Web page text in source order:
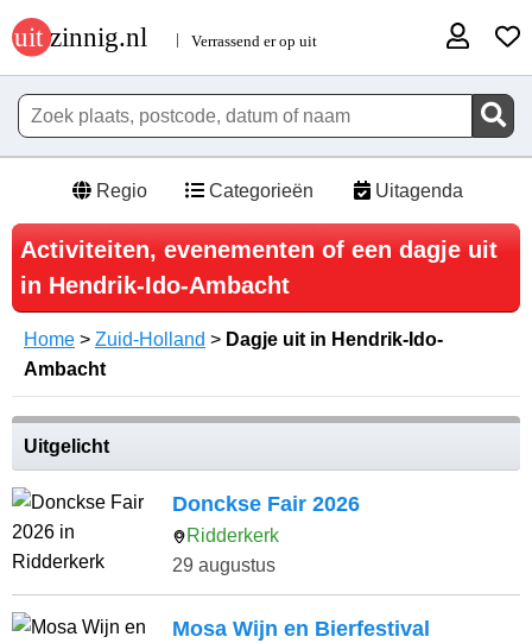
Regio Categorieën Uitagenda
Activiteiten, evenementen of een dagje uit
in Hendrik-Ido-Ambacht
Home > Zuid-Holland > Dagje uit in Hendrik-Ido-
Ambacht
Uitgelicht
Donckse Fair 2026
Ridderkerk
29 augustus
Mosa Wijn en Bierfestival